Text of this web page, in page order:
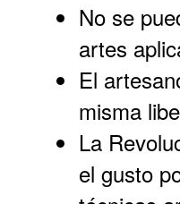
No se
artes
El
misma
La
el gusto